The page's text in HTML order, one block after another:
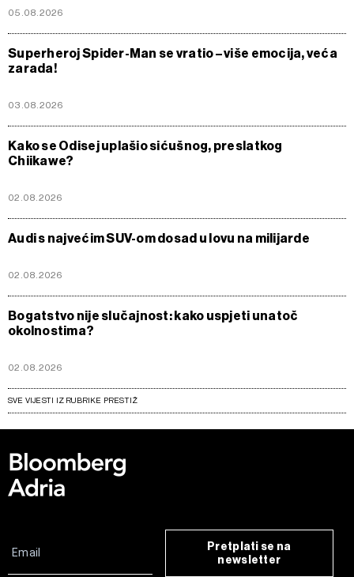
05.08.2026
Superheroj Spider-Man se vratio – više emocija, veća
zarada!
03.08.2026
Kako se Odisej uplašio sićušnog, preslatkog
Chiikawe?
02.08.2026
Audi s najvećim SUV-om dosad u lovu na milijarde
02.08.2026
Bogatstvo nije slučajnost: kako uspjeti unatoč
okolnostima?
02.08.2026
SVE VIJESTI IZ RUBRIKE PRESTIŽ
Pretplati se na
newsletter